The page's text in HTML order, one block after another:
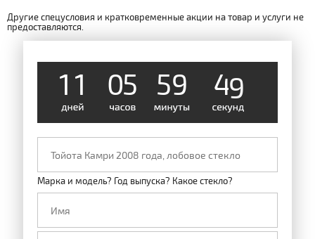
Другие спецусловия и кратковременные акции на товар и услуги не
предоставляются.
1 1 05 59 48
Марка и модель? Год выпуска? Какое стекло?